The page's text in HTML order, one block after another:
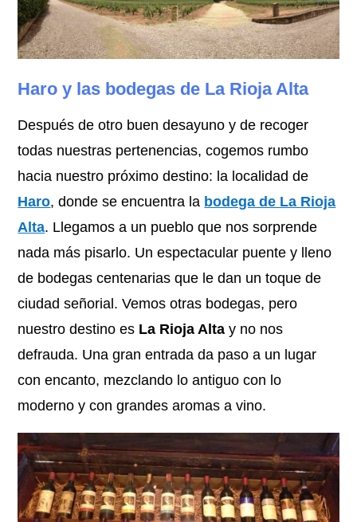
Haro y las bodegas de La Rioja Alta
Después de otro buen desayuno y de recoger
todas nuestras pertenencias, cogemos rumbo
hacia nuestro próximo destino: la localidad de
Haro, donde se encuentra la bodega de La Rioja
Alta. Llegamos a un pueblo que nos sorprende
nada más pisarlo. Un espectacular puente y lleno
de bodegas centenarias que le dan un toque de
ciudad señorial. Vemos otras bodegas, pero
nuestro destino es La Rioja Alta y no nos
defrauda. Una gran entrada da paso a un lugar
con encanto, mezclando lo antiguo con lo
moderno y con grandes aromas a vino.